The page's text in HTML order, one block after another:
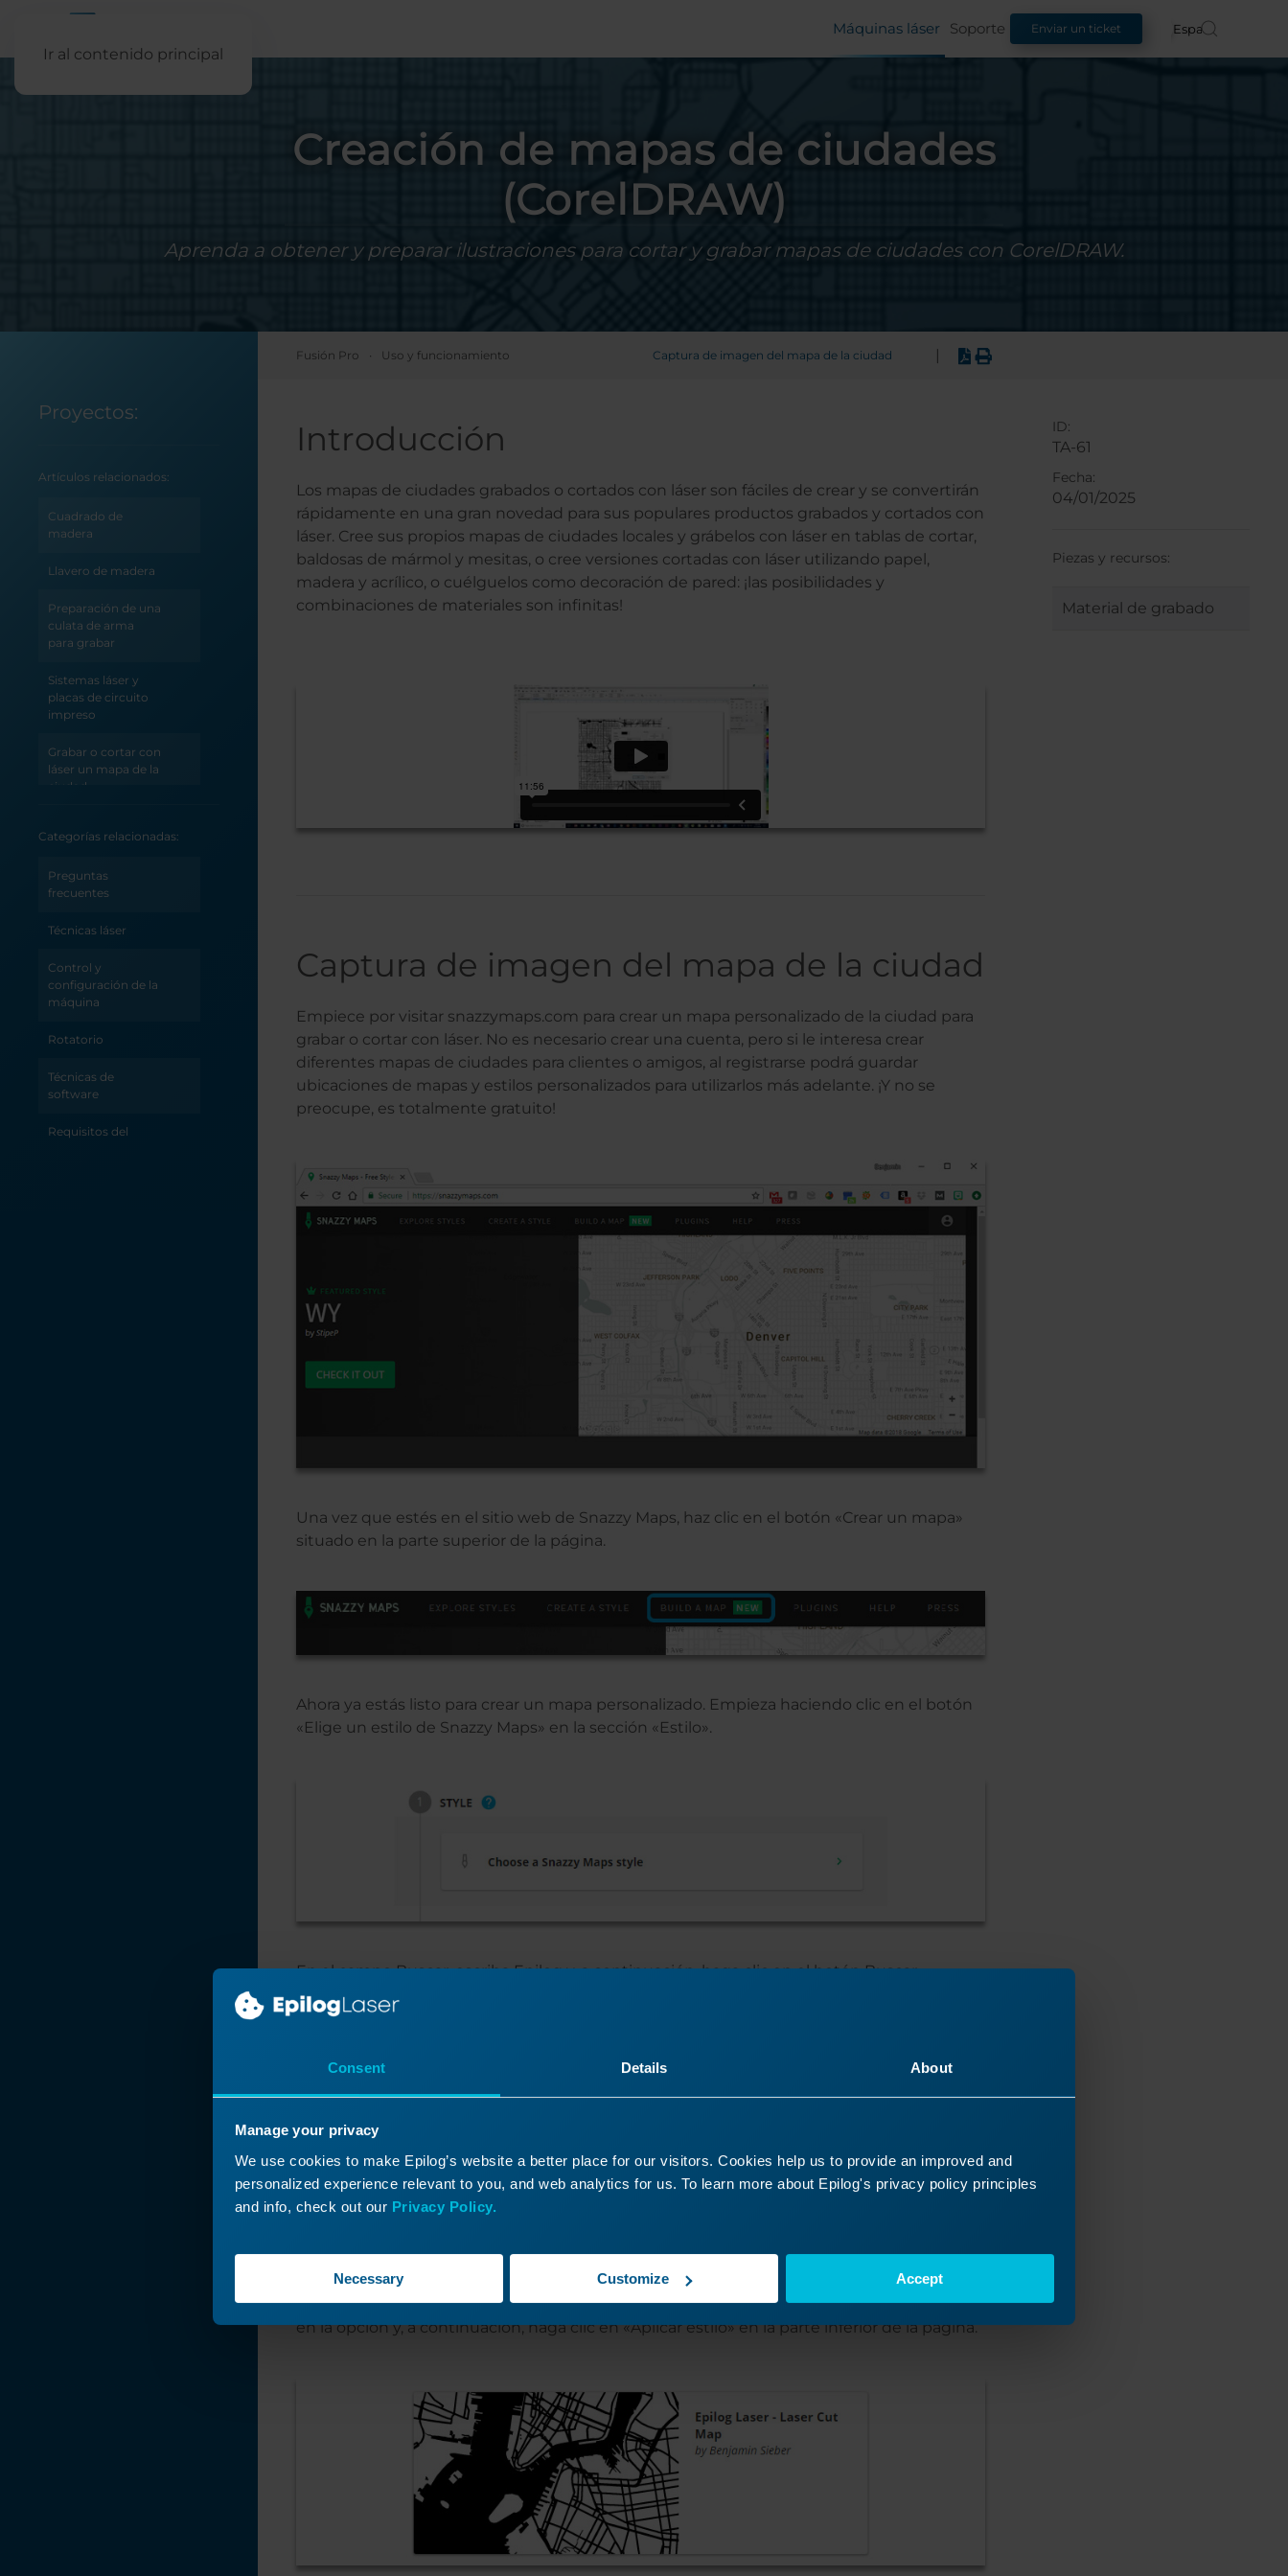
Consent Details About
Manage your privacy
We use cookies to make Epilog’s website a better place for our visitors. Cookies help us to provide an improved and
personalized experience relevant to you, and web analytics for us. To learn more about Epilog's privacy policy principles
and info, check out our Privacy Policy.
Necessary Customize Accept
Ir al contenido principal
Máquinas láser Soporte Enviar un ticket Español
Creación de mapas de ciudades
(CorelDRAW)
Aprenda a obtener y preparar ilustraciones para cortar y grabar mapas de ciudades con CorelDRAW.
Proyectos:
Artículos relacionados:
Cuadrado de
madera
Llavero de madera
Preparación de una
culata de arma
para grabar
Sistemas láser y
placas de circuito
impreso
Grabar o cortar con
láser un mapa de la
ciudad
Grabar o cortar con
ciudad (Adobe
Illustrator)
Cómo crear
su láser
Cómo crear un
nieve en Corel X6
Posavasos de
cristal
Creación de mapas
Categorías relacionadas:
Preguntas
frecuentes
Técnicas láser
Control y
configuración de la
máquina
Rotatorio
Técnicas de
software
Requisitos del
Fusión Pro Uso y funcionamiento Captura de imagen del mapa de la ciudad
Introducción
Los mapas de ciudades grabados o cortados con láser son fáciles de crear y se convertirán
rápidamente en una gran novedad para sus populares productos grabados y cortados con
láser. Cree sus propios mapas de ciudades locales y grábelos con láser en tablas de cortar,
baldosas de mármol y mesitas, o cree versiones cortadas con láser utilizando papel,
madera y acrílico, o cuélguelos como decoración de pared: ¡las posibilidades y
combinaciones de materiales son infinitas!
Captura de imagen del mapa de la ciudad
Empiece por visitar snazzymaps.com para crear un mapa personalizado de la ciudad para
grabar o cortar con láser. No es necesario crear una cuenta, pero si le interesa crear
diferentes mapas de ciudades para clientes o amigos, al registrarse podrá guardar
ubicaciones de mapas y estilos personalizados para utilizarlos más adelante. ¡Y no se
preocupe, es totalmente gratuito!
Una vez que estés en el sitio web de Snazzy Maps, haz clic en el botón «Crear un mapa»
situado en la parte superior de la página.
Ahora ya estás listo para crear un mapa personalizado. Empieza haciendo clic en el botón
«Elige un estilo de Snazzy Maps» en la sección «Estilo».
En el campo Buscar, escriba Epilog y, a continuación, haga clic en el botón Buscar.
Seleccione el estiloEpilog Laser Laser Cut Maps» en la sección de resultados haciendo clic
en la opción y, a continuación, haga clic en «Aplicar estilo» en la parte inferior de la página.
ID:
TA-61
Fecha:
04/01/2025
Piezas y recursos:
Material de grabado